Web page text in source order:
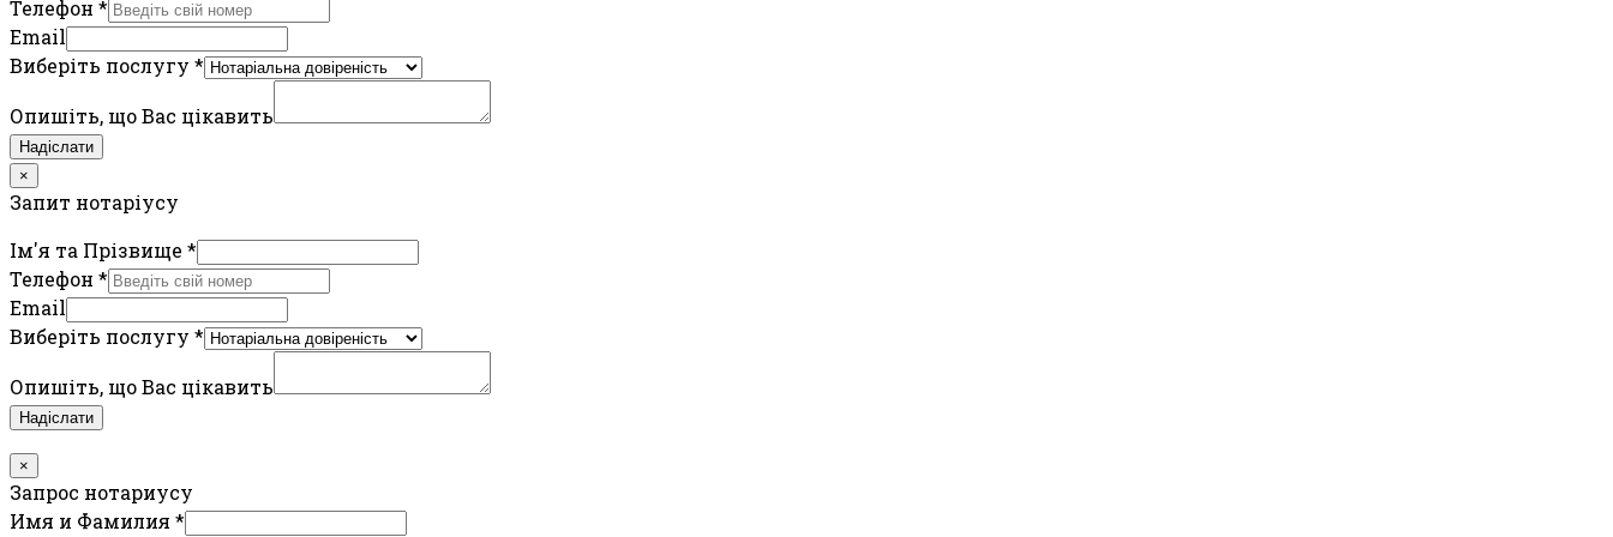
Телефон *
Email
Виберіть послугу *
Опишіть, що Вас цікавить
Надіслати
×
Запит нотаріусу
Ім'я та Прізвище *
Телефон *
Email
Виберіть послугу *
Опишіть, що Вас цікавить
Надіслати
×
Запрос нотариусу
Имя и Фамилия *